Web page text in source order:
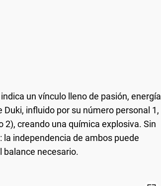
un vínculo lleno de pasión, energía
influido por su número personal 1,
creando una química explosiva. Sin
independencia de ambos puede
balance necesario.